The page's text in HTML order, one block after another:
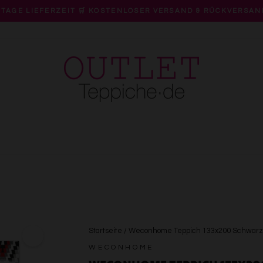
Pause
LIEFERZEIT 🛒 KOSTENLOSER VERSAND &
Startseite / Weconhome Teppich 133x200
WECONHOME